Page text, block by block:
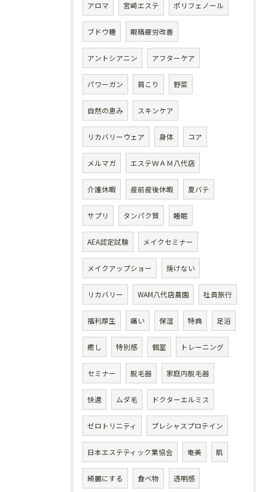
アロマ 宮崎エステ ポリフェノール
ブドウ糖 眼精疲労改善
アントシアニン アフターケア
パワーガン 肩こり 野菜
自然の恵み スキンケア
リカバリーウェア 身体 コア
メルマガ エステＷＡＭ八代店
介護休暇 産前産後休暇 夏バテ
サプリ タンパク質 睡眠
AEA認定試験 メイクセミナー
メイクアップショー 焼けない
リカバリー WAM八代店農園 社員旅行
福利厚生 痛い 保湿 特典 足浴
癒し 特別感 個室 トレーニング
セミナー 脱毛器 家庭内脱毛器
快適 ムダ毛 ドクターエルミス
ゼロトリニティ プレシャスプロテイン
日本エステティック業協会 奄美 肌
綺麗にする 食べ物 透明感